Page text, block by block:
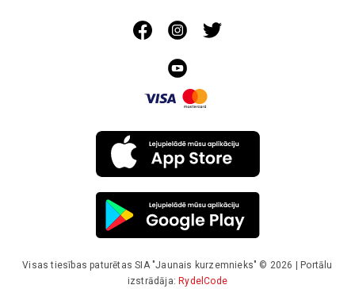
Visas tiesības paturētas SIA "Jaunais kurzemnieks" © 2026 | Portālu
izstrādāja: RydelCode